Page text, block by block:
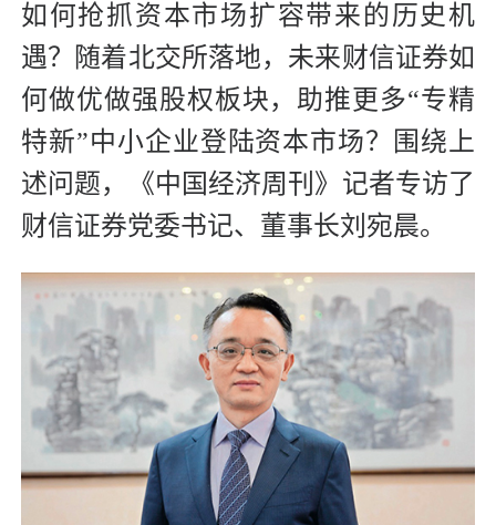
如何抢抓资本市场扩容带来的历史机
遇？随着北交所落地，未来财信证券如
何做优做强股权板块，助推更多“专精
特新”中小企业登陆资本市场？围绕上
述问题，《中国经济周刊》记者专访了
财信证券党委书记、董事长刘宛晨。